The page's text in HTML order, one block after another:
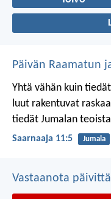
Päivän Raamatun
Yhtä vähän kuin
luut rakentuvat
tiedät Jumalan
Saarnaaja 11:5 Jumala
Vastaanota